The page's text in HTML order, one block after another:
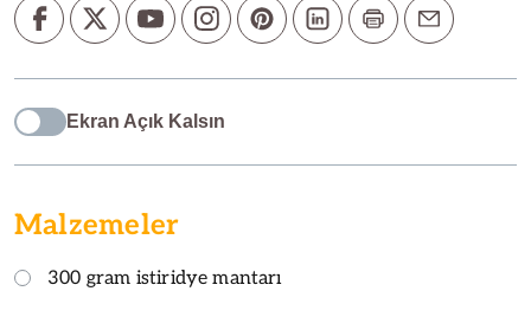
Ekran Açık Kalsın
Malzemeler
300 gram istiridye mantarı